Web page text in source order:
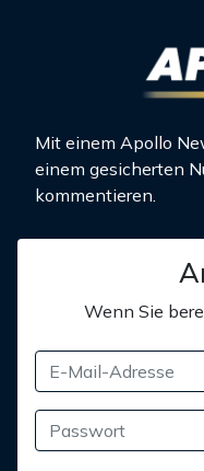
Mit einem Apollo
einem gesicherten
kommentieren.
Wenn Sie